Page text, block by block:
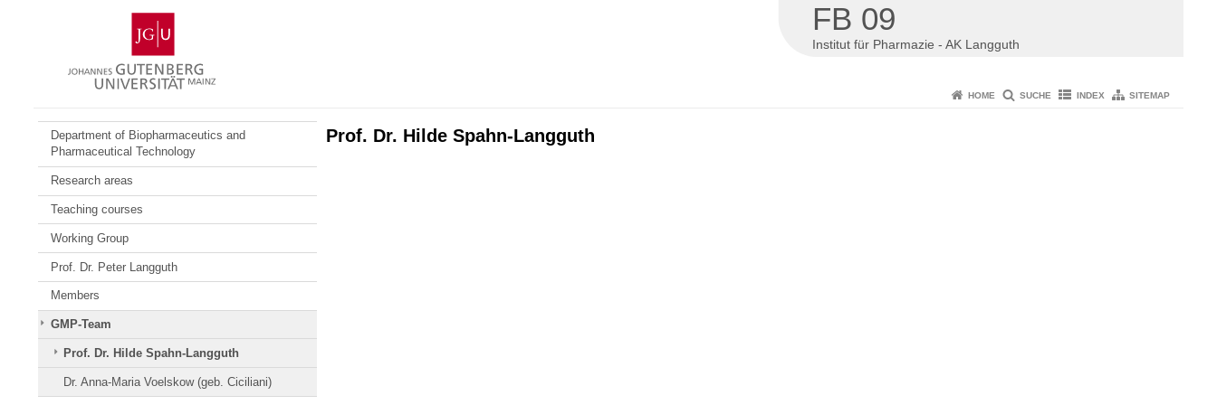
Gutenberg-
Universität
Mainz
FB 09
Institut für Pharmazie - AK Langguth
HOME SUCHE INDEX SITEMAP
Department of Biopharmaceutics and
Pharmaceutical Technology
Research areas
Teaching courses
Working Group
Prof. Dr. Peter Langguth
Members
GMP-Team
Prof. Dr. Hilde Spahn-Langguth
Dr. Anna-Maria Voelskow (geb. Ciciliani)
Prof. Dr. Hilde Spahn-Langguth